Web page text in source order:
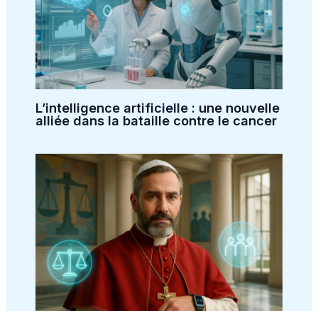
L’intelligence artificielle : une nouvelle
alliée dans la bataille contre le cancer